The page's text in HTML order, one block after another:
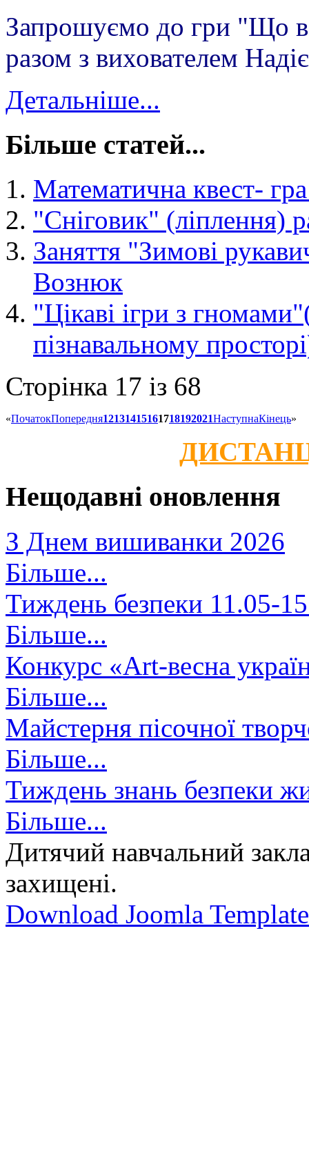
Запрошуємо до гри "Що
разом з вихователем
Детальніше...
Більше статей...
Математична квест-
"Сніговик"
Заняття "Зимовi
Вознюк
"Цікаві ігри з
пізнавальному
Сторінка 17 із 68
«ПочатокПопередня12131415161718192021НаступнаКінець»
Нещодавні оновлення
З Днем вишиванки 2026
Більше...
Тиждень безпеки 11.05-
Більше...
Конкурс «Art-весна
Більше...
Майстерня пісочної
Більше...
Тиждень знань безпеки
Більше...
Дитячий навчальний
захищені.
Download Joomla